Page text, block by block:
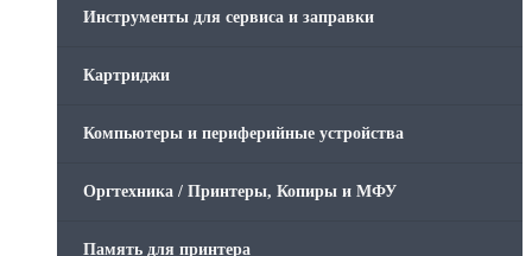
Инструменты для сервиса и заправки
Картриджи
Компьютеры и периферийные устройства
Оргтехника / Принтеры, Копиры и МФУ
Память для принтера